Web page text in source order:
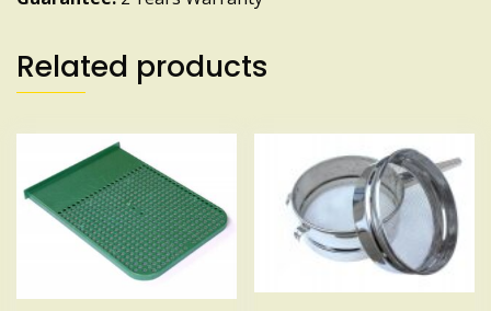
Related products